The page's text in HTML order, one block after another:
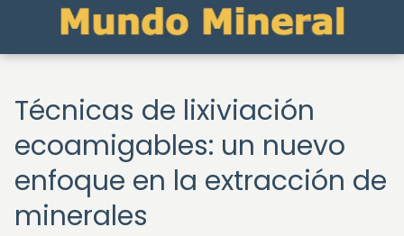
Técnicas de lixiviación
ecoamigables: un nuevo
enfoque en la extracción de
minerales